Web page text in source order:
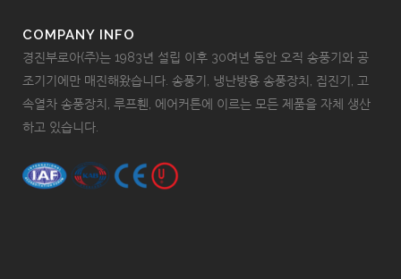
COMPANY INFO
경진부로아(주)는 1983년 설립 이후 30여년 동안 오직 송풍기와 공
조기기에만 매진해왔습니다. 송풍기, 냉난방용 송풍장치, 집진기, 고
속열차 송풍장치, 루프휀, 에어커튼에 이르는 모든 제품을 자체 생산
하고 있습니다.